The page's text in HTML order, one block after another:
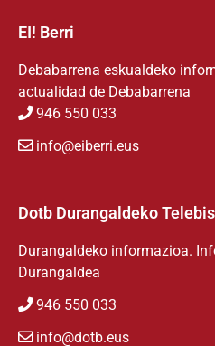
EI! Berri
Debabarrena eskualdeko
actualidad de Debabarrena
946 550 033
info@eiberri.eus
Dotb Durangaldeko
Durangaldeko informazioa.
Durangaldea
946 550 033
info@dotb.eus